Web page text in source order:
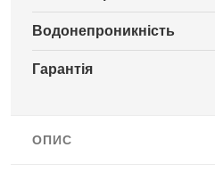
Водонепроникність
Гарантія
ОПИС